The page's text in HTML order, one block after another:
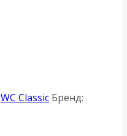
WC Classic Бренд: